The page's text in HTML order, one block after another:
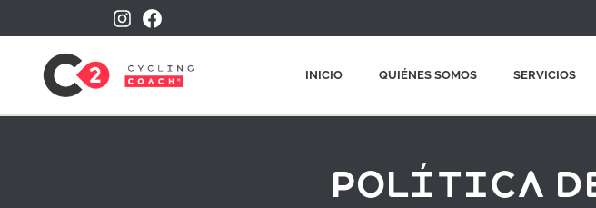
INICIO QUIÉNES SOMOS SERVICIOS
Política